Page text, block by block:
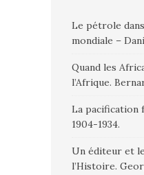
Le pétrole
mondiale –
Quand les
l’Afrique.
La pacification
1904-1934.
Un éditeur et
l’Histoire.